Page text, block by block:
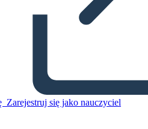
Zarejestruj się jako nauczyciel
Trama